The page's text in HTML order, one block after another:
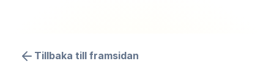
Tillbaka till framsidan